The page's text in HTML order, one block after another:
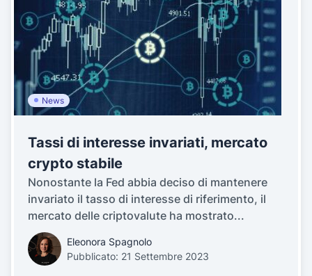
News
Tassi di interesse invariati, mercato
crypto stabile
Nonostante la Fed abbia deciso di mantenere
invariato il tasso di interesse di riferimento, il
mercato delle criptovalute ha mostrato...
Eleonora Spagnolo
Pubblicato: 21 Settembre 2023